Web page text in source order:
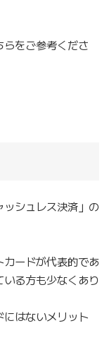
をご参考くださ
シュレス決済」の
ードが代表的であ
る方も少なくあり
はないメリット